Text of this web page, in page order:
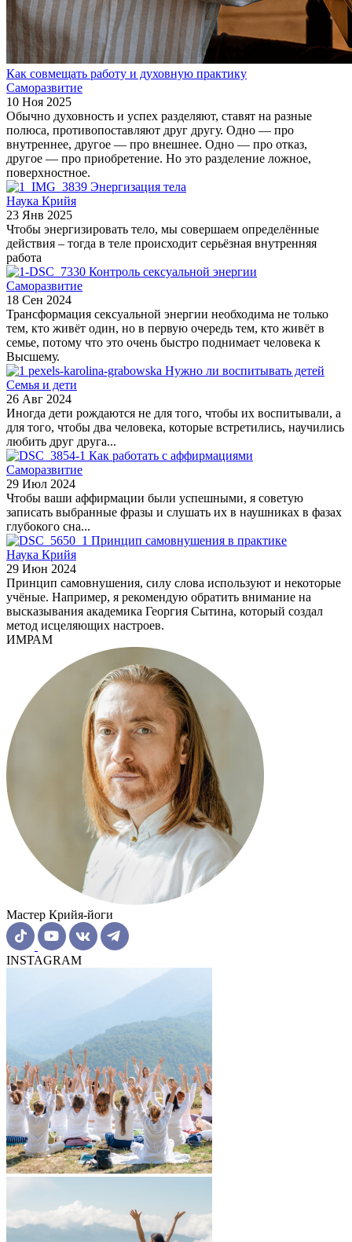
Как совмещать работу и духовную практику
Саморазвитие
10 Ноя 2025
Обычно духовность и успех разделяют, ставят на разные
полюса, противопоставляют друг другу. Одно — про
внутреннее, другое — про внешнее. Одно — про отказ,
другое — про приобретение. Но это разделение ложное,
поверхностное.
Энергизация тела
Наука Крийя
23 Янв 2025
Чтобы энергизировать тело, мы совершаем определённые
действия – тогда в теле происходит серьёзная внутренняя
работа
Контроль сексуальной энергии
Саморазвитие
18 Сен 2024
Трансформация сексуальной энергии необходима не только
тем, кто живёт один, но в первую очередь тем, кто живёт в
семье, потому что это очень быстро поднимает человека к
Высшему.
Нужно ли воспитывать детей
Семья и дети
26 Авг 2024
Иногда дети рождаются не для того, чтобы их воспитывали, а
для того, чтобы два человека, которые встретились, научились
любить друг друга...
Как работать с аффирмациями
Саморазвитие
29 Июл 2024
Чтобы ваши аффирмации были успешными, я советую
записать выбранные фразы и слушать их в наушниках в фазах
глубокого сна...
Принцип самовнушения в практике
Наука Крийя
29 Июн 2024
Принцип самовнушения, силу слова используют и некоторые
учёные. Например, я рекомендую обратить внимание на
высказывания академика Георгия Сытина, который создал
метод исцеляющих настроев.
ИМРАМ
Мастер Крийя-йоги
INSTAGRAM